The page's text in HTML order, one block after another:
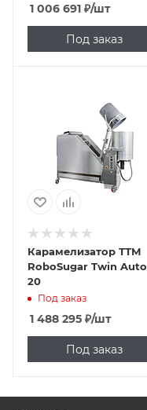
1 006 691 ₽/шт
Под заказ
Карамелизатор ТТМ
RoboSugar Twin Auto
20
Под заказ
1 488 295 ₽/шт
Под заказ